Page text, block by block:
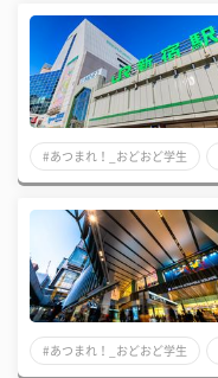
#あつまれ！_おどおど学生
#あつまれ！_おどおど学生